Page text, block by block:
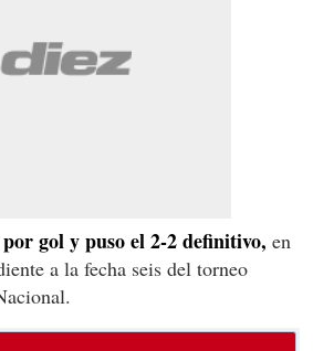
gol y puso el 2-2 definitivo, en
a la fecha seis del torneo